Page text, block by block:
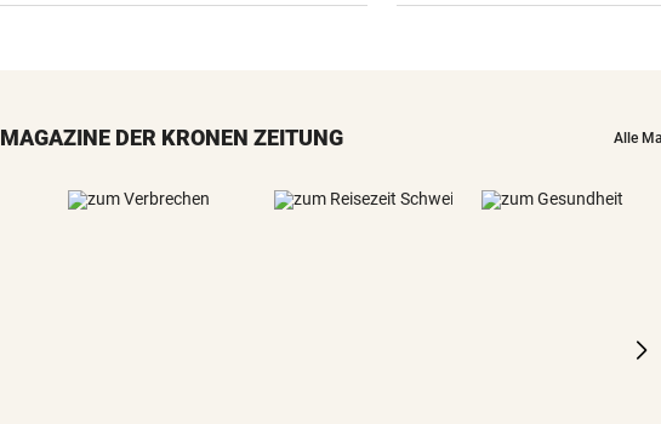
MAGAZINE DER KRONEN ZEITUNG Alle